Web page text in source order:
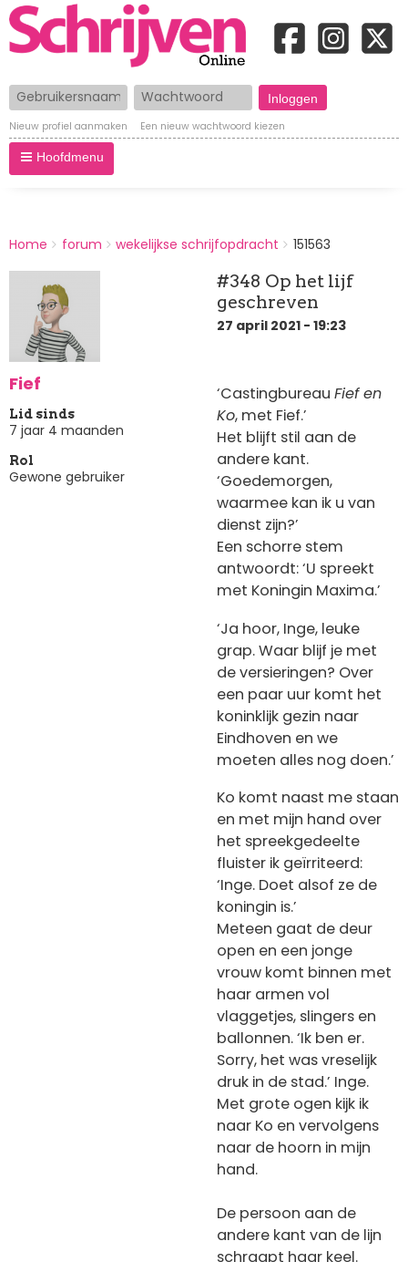
Gebruikersnaam Wachtwoord
Nieuw profiel aanmaken Een nieuw wachtwoord kiezen
Hoofdmenu
BREADCRUMBS
You
Home forum wekelijkse schrijfopdracht 151563
Fief
Lid sinds
7 jaar 4 maanden
Rol
Gewone gebruiker
#348 Op het lijf
geschreven
27 april 2021 - 19:23
‘Castingbureau Fief en
Ko, met Fief.’
Het blijft stil aan de
andere kant.
‘Goedemorgen,
waarmee kan ik u van
dienst zijn?’
Een schorre stem
antwoordt: ‘U spreekt
met Koningin Maxima.’
‘Ja hoor, Inge, leuke
grap. Waar blijf je met
de versieringen? Over
een paar uur komt het
koninklijk gezin naar
Eindhoven en we
moeten alles nog doen.’
Ko komt naast me staan
en met mijn hand over
het spreekgedeelte
fluister ik geïrriteerd:
‘Inge. Doet alsof ze de
koningin is.’
Meteen gaat de deur
open en een jonge
vrouw komt binnen met
haar armen vol
vlaggetjes, slingers en
ballonnen. ‘Ik ben er.
Sorry, het was vreselijk
druk in de stad.’ Inge.
Met grote ogen kijk ik
naar Ko en vervolgens
naar de hoorn in mijn
hand.
De persoon aan de
andere kant van de lijn
schraapt haar keel.